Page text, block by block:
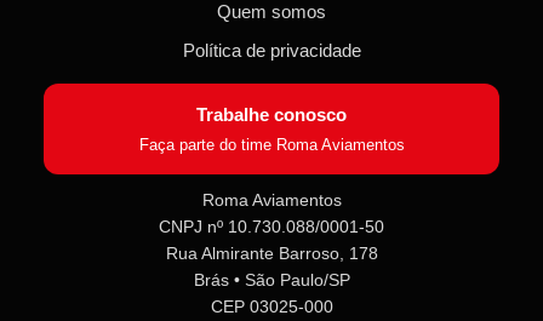
Quem somos
Política de privacidade
Trabalhe conosco
Faça parte do time Roma Aviamentos
Roma Aviamentos
CNPJ nº 10.730.088/0001-50
Rua Almirante Barroso, 178
Brás • São Paulo/SP
CEP 03025-000